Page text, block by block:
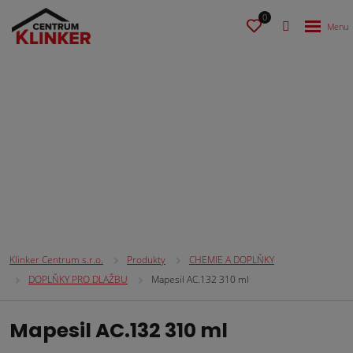
0
Klinker Centrum s.r.o. Produkty
CHEMIE A DOPLŇKY
DOPLŇKY PRO DLAŽBU
Mapesil AC.132 310 ml
Mapesil AC.132 310 ml